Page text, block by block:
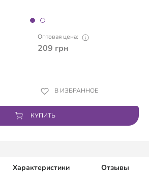
Оптовая цена:
209 грн
В ИЗБРАННОЕ
КУПИТЬ
Характеристики Отзывы